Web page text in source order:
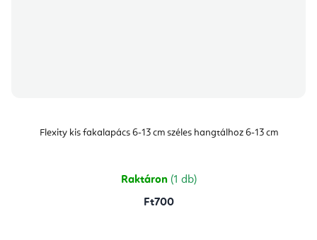
Flexity kis fakalapács 6-13 cm széles hangtálhoz 6-13 cm
Raktáron (1 db)
Ft700